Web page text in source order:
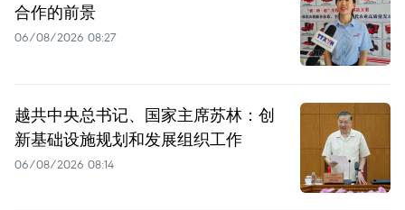
合作的前景
06/08/2026 08:27
越共中央总书记、国家主席苏林：创
新基础设施规划和发展组织工作
06/08/2026 08:14